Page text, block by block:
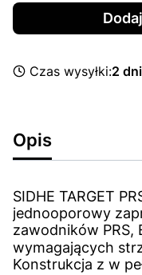
Czas wysyłki:2 dni
Opis
SIDHE TARGET
jednooporowy
zawodników PRS,
wymagających
Konstrukcja z w